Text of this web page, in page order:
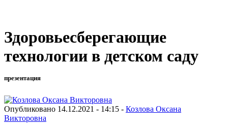
Здоровьесберегающие
технологии в детском саду
презентация
Опубликовано 14.12.2021 - 14:15 - Козлова Оксана
Викторовна